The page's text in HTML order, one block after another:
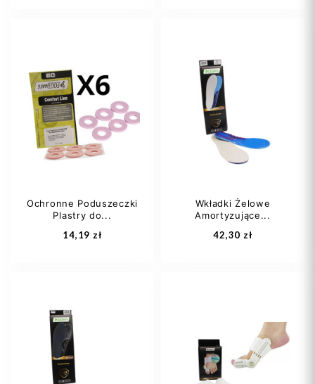
Dodaj do koszyka Dodaj do koszyka
Ochronne Poduszeczki
Plastry do...
14,19 zł
Wkładki Żelowe
Amortyzujące...
42,30 zł
M L